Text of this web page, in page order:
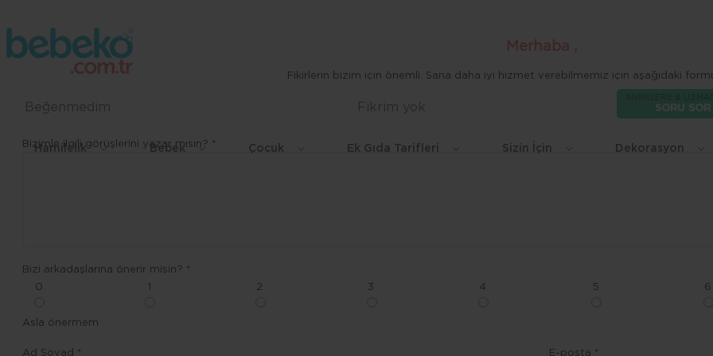
SORU SOR
Hamilelik Bebek Çocuk Ek Gıda Tarifleri Sizin İçin Dekorasyon
Fikirlerin bizim için önemli. Sana daha iyi hizmet verebilmemiz için aşağıdaki
Beğenmedim Fikrim yok
Bizimle ilgili görüşlerini yazar mısın? *
Bizi arkadaşlarına önerir misin? *
0
2 3 4 5 6
Asla önermem
Ad Soyad * E-posta *